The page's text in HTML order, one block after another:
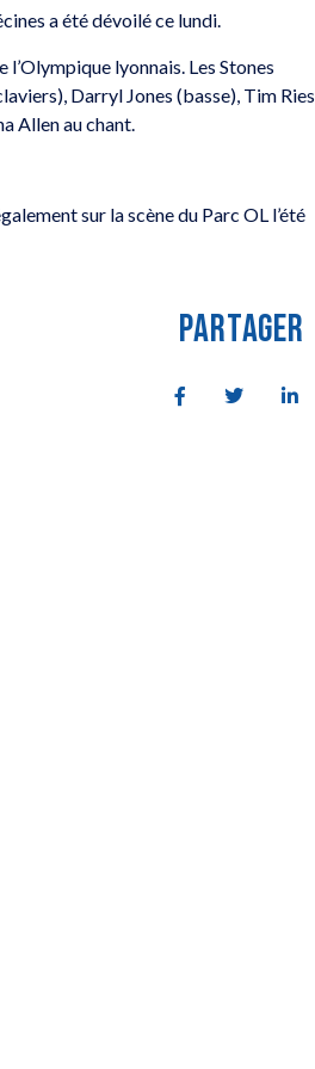
a été dévoilé ce lundi.
lyonnais. Les Stones
Darryl Jones (basse), Tim Ries
Allen au chant.
sur la scène du Parc OL l’été
PARTAGER